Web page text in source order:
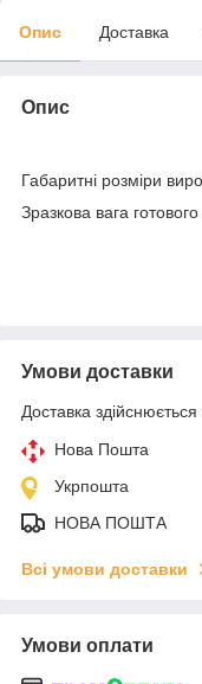
Опис Доставка
Опис
Габаритні розміри
Зразкова вага
Умови доставки
Доставка здійснюється
Нова Пошта
Укрпошта
НОВА ПОШТА
Всі умови доставки
Умови оплати